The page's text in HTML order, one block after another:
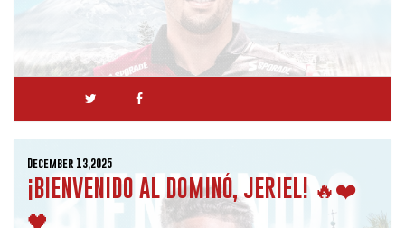
December 13,2025
¡BIENVENIDO AL DOMINÓ, JERIEL! 🔥❤️
🖤